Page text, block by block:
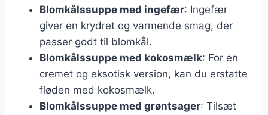
Blomkålssuppe med ingefær: Ingefær
giver en krydret og varmende smag, der
passer godt til blomkål.
Blomkålssuppe med kokosmælk: For en
cremet og eksotisk version, kan du erstatte
fløden med kokosmælk.
Blomkålssuppe med grøntsager: Tilsæt